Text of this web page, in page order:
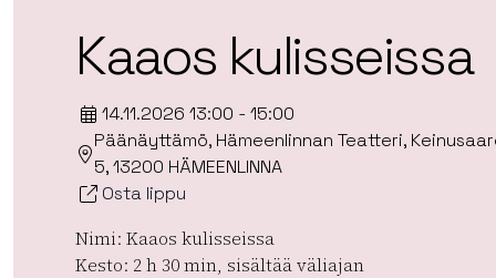
Kaaos kulisseissa
14.11.2026 13:00 - 15:00
Päänäyttämö, Hämeenlinnan Teatteri,
5, 13200 HÄMEENLINNA
Osta lippu
Nimi: Kaaos kulisseissa
Kesto: 2 h 30 min, sisältää väliajan